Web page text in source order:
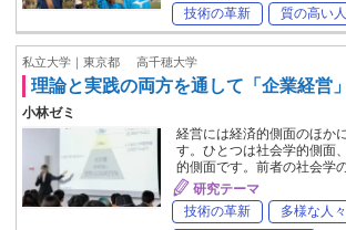
技術の革新
質の高い
私立大学｜東京都 高千穂大学
理論と実践の両方を通して「企業経営
小林ゼミ
経営には経済的側面のほか
す。ひとつは社会学的側面
的側面です。前者の社会学
研究テーマ
技術の革新
多様な人